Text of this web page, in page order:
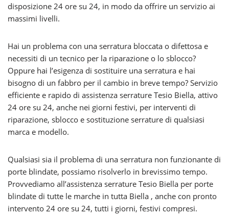
disposizione 24 ore su 24, in modo da offrire un servizio ai
massimi livelli.
Hai un problema con una serratura bloccata o difettosa e
necessiti di un tecnico per la riparazione o lo sblocco?
Oppure hai l’esigenza di sostituire una serratura e hai
bisogno di un fabbro per il cambio in breve tempo? Servizio
efficiente e rapido di assistenza serrature Tesio Biella, attivo
24 ore su 24, anche nei giorni festivi, per interventi di
riparazione, sblocco e sostituzione serrature di qualsiasi
marca e modello.
Qualsiasi sia il problema di una serratura non funzionante di
porte blindate, possiamo risolverlo in brevissimo tempo.
Provvediamo all’assistenza serrature Tesio Biella per porte
blindate di tutte le marche in tutta Biella , anche con pronto
intervento 24 ore su 24, tutti i giorni, festivi compresi.